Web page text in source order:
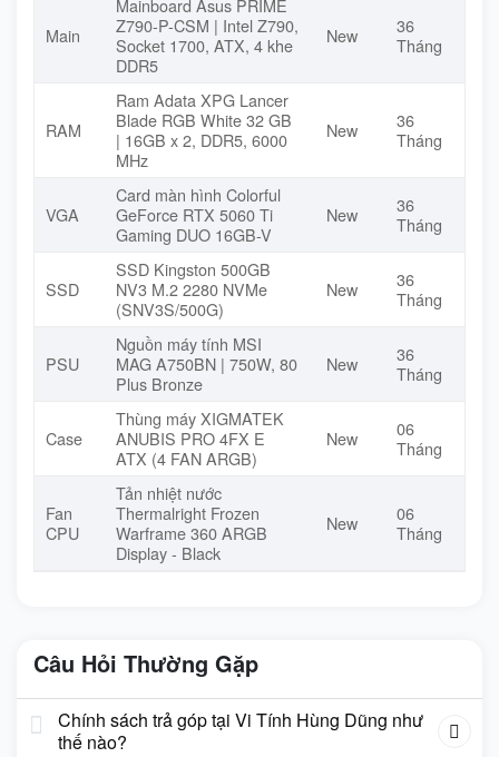
Main
Z790-P-CSM | Intel Z790,
Socket 1700, ATX, 4 khe
DDR5
New
36
Tháng
RAM
Ram Adata XPG Lancer
Blade RGB White 32 GB
| 16GB x 2, DDR5, 6000
MHz
New
36
Tháng
VGA
Card màn hình Colorful
GeForce RTX 5060 Ti
Gaming DUO 16GB-V
New
36
Tháng
SSD
SSD Kingston 500GB
NV3 M.2 2280 NVMe
(SNV3S/500G)
New
36
Tháng
PSU
Nguồn máy tính MSI
MAG A750BN | 750W, 80
Plus Bronze
New
36
Tháng
Case
Thùng máy XIGMATEK
ANUBIS PRO 4FX E
ATX (4 FAN ARGB)
New
06
Tháng
Fan
CPU
Tản nhiệt nước
Thermalright Frozen
Warframe 360 ARGB
Display - Black
New
06
Tháng
Câu Hỏi Thường Gặp
Chính sách trả góp tại Vi Tính Hùng Dũng như
thế nào?